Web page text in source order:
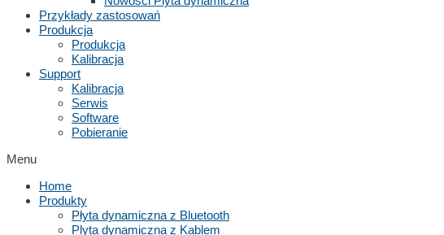
Przykłady zastosowań
Produkcja
Produkcja
Kalibracja
Support
Kalibracja
Serwis
Software
Pobieranie
Menu
Home
Produkty
Płyta dynamiczna z Bluetooth
Plyta dynamiczna z Kablem